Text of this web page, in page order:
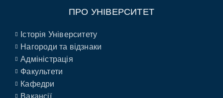
ПРО УНІВЕРСИТЕТ
Історія Університету
Нагороди та відзнаки
Адміністрація
Факультети
Кафедри
Вакансії